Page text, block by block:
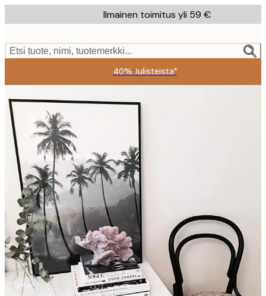
to
content.
Ilmainen toimitus yli 59 €
Etsi tuote, nimi, tuotemerkki...
40% Julisteista*